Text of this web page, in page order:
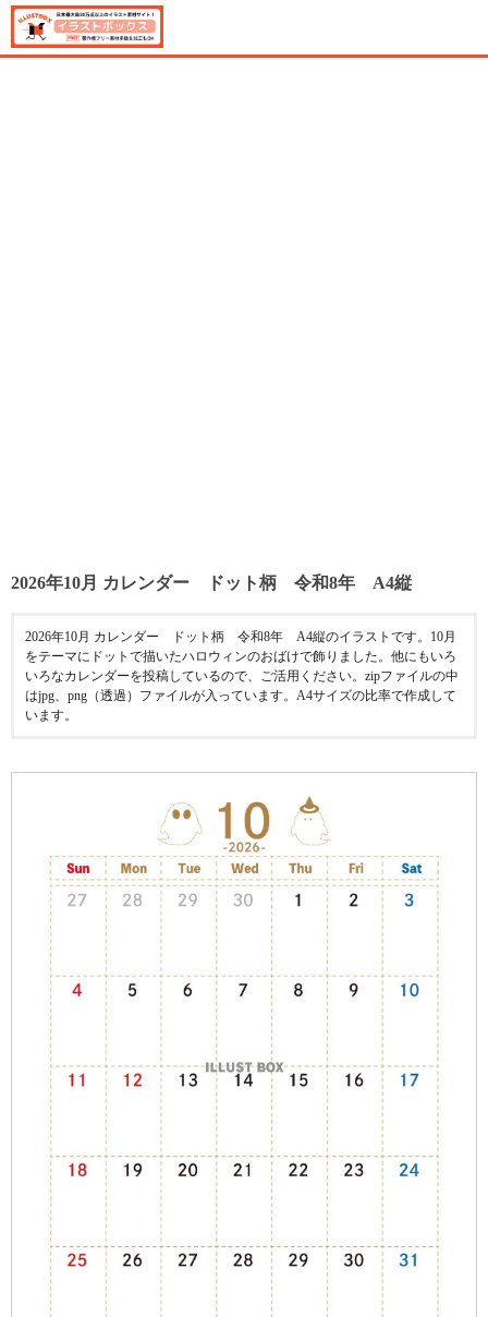
2026年10月 カレンダー ドット柄 令和8年 A4縦
2026年10月 カレンダー ドット柄 令和8年 A4縦のイラストです。10月
をテーマにドットで描いたハロウィンのおばけで飾りました。他にもいろ
いろなカレンダーを投稿しているので、ご活用ください。zipファイルの中
はjpg、png（透過）ファイルが入っています。A4サイズの比率で作成して
います。